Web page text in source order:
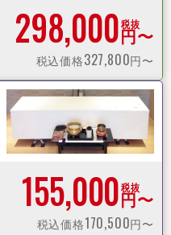
298,000 円〜
税抜
税込価格327,800円〜
155,000 円〜
税抜
税込価格170,500円〜